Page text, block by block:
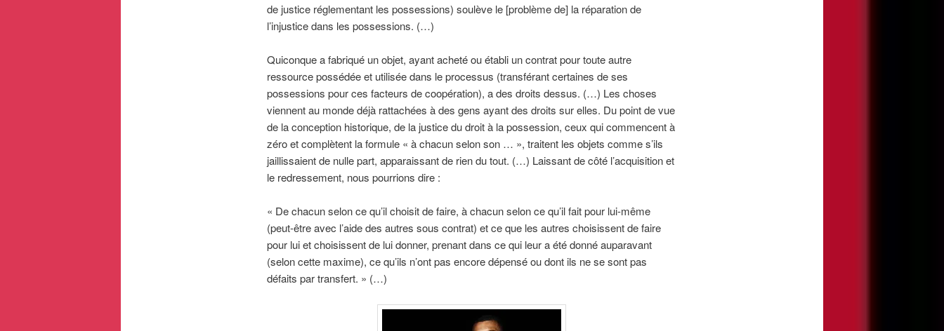
de justice réglementant les possessions) soulève le [problème de] la réparation de
l’injustice dans les possessions. (…)
Quiconque a fabriqué un objet, ayant acheté ou établi un contrat pour toute autre
ressource possédée et utilisée dans le processus (transférant certaines de ses
possessions pour ces facteurs de coopération), a des droits dessus. (…) Les choses
viennent au monde déjà rattachées à des gens ayant des droits sur elles. Du point de vue
de la conception historique, de la justice du droit à la possession, ceux qui commencent à
zéro et complètent la formule « à chacun selon son … », traitent les objets comme s’ils
jaillissaient de nulle part, apparaissant de rien du tout. (…) Laissant de côté l’acquisition et
le redressement, nous pourrions dire :
« De chacun selon ce qu’il choisit de faire, à chacun selon ce qu’il fait pour lui-même
(peut-être avec l’aide des autres sous contrat) et ce que les autres choisissent de faire
pour lui et choisissent de lui donner, prenant dans ce qui leur a été donné auparavant
(selon cette maxime), ce qu’ils n’ont pas encore dépensé ou dont ils ne se sont pas
défaits par transfert. » (…)